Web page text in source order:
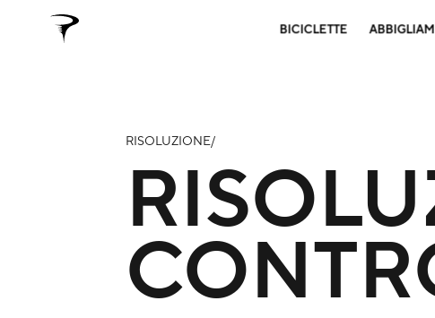
BICICLETTE
RISOLUZIONE/